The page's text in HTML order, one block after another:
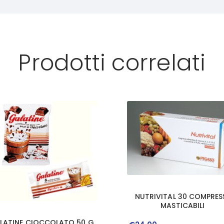
Prodotti correlati
NUTRIVITAL 30
MASTICABILI